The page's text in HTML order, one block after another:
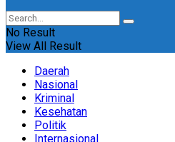
No Result
View All Result
Daerah
Nasional
Kriminal
Kesehatan
Politik
Internasional